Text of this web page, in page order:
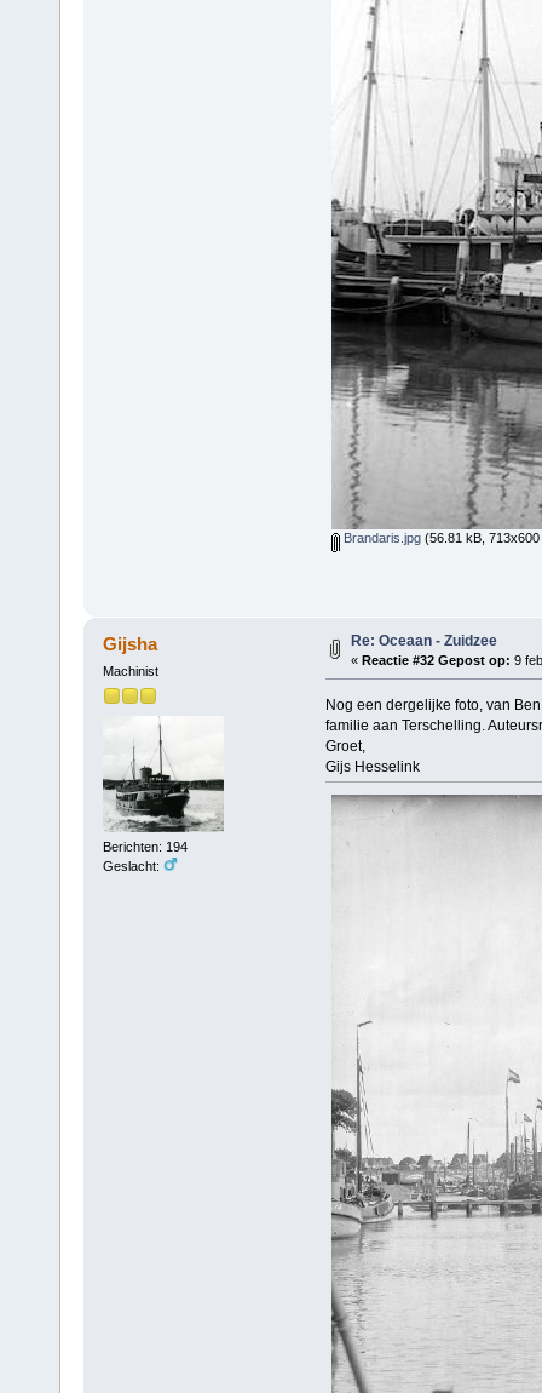
Brandaris.jpg(56.81 kB,
Gijsha
Machinist
Berichten: 194
Geslacht:
Re: Oceaan - Zuidzee
« Reactie #32 Gepost op: 9
Nog een dergelijke foto, van
familie aan Terschelling.
Groet,
Gijs Hesselink